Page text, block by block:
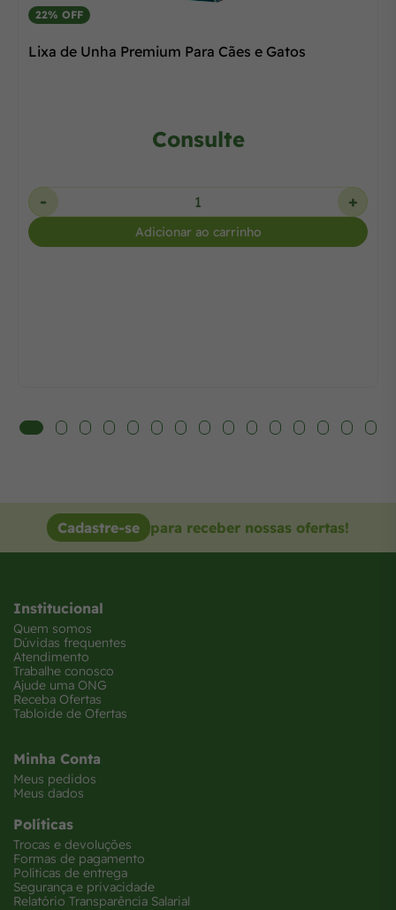
22% OFF
Lixa de Unha Premium Para Cães e Gatos
Consulte
- +
Adicionar ao carrinho
Cadastre-se para receber nossas ofertas!
Institucional
Quem somos
Dúvidas frequentes
Atendimento
Trabalhe conosco
Ajude uma ONG
Receba Ofertas
Tabloide de Ofertas
Minha Conta
Meus pedidos
Meus dados
Políticas
Trocas e devoluções
Formas de pagamento
Políticas de entrega
Segurança e privacidade
Relatório Transparência Salarial